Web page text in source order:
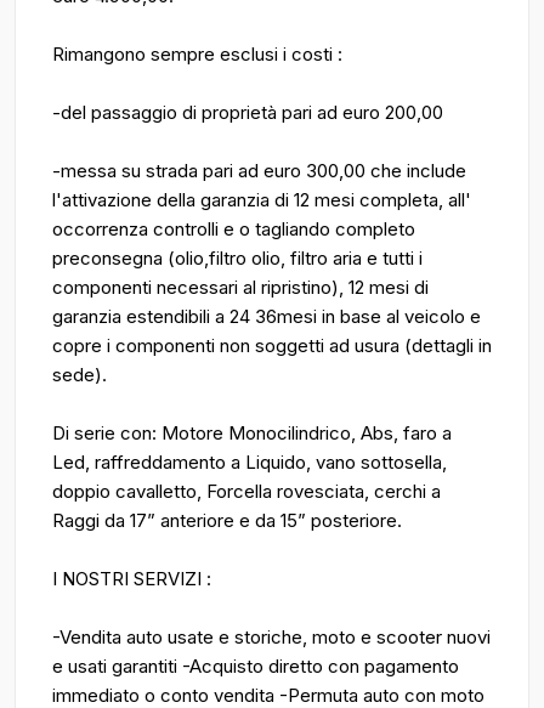
Rimangono sempre esclusi i costi :
-del passaggio di proprietà pari ad euro 200,00
-messa su strada pari ad euro 300,00 che include
l'attivazione della garanzia di 12 mesi completa, all'
occorrenza controlli e o tagliando completo
preconsegna (olio,filtro olio, filtro aria e tutti i
componenti necessari al ripristino), 12 mesi di
garanzia estendibili a 24 36mesi in base al veicolo e
copre i componenti non soggetti ad usura (dettagli in
sede).
Di serie con: Motore Monocilindrico, Abs, faro a
Led, raffreddamento a Liquido, vano sottosella,
doppio cavalletto, Forcella rovesciata, cerchi a
Raggi da 17” anteriore e da 15” posteriore.
I NOSTRI SERVIZI :
-Vendita auto usate e storiche, moto e scooter nuovi
e usati garantiti -Acquisto diretto con pagamento
immediato o conto vendita -Permuta auto con moto